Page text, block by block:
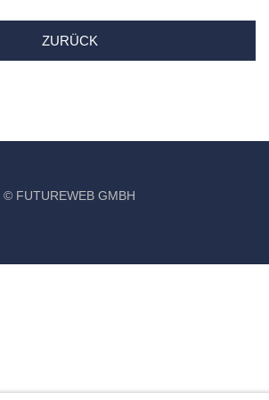
ZURÜCK
© FUTUREWEB GMBH